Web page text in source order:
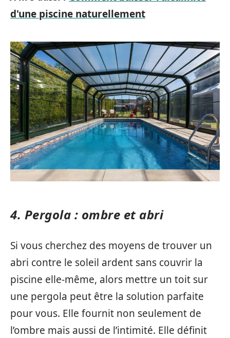
d'une piscine naturellement
4. Pergola : ombre et abri
Si vous cherchez des moyens de trouver un
abri contre le soleil ardent sans couvrir la
piscine elle-même, alors mettre un toit sur
une pergola peut être la solution parfaite
pour vous. Elle fournit non seulement de
l’ombre mais aussi de l’intimité. Elle définit